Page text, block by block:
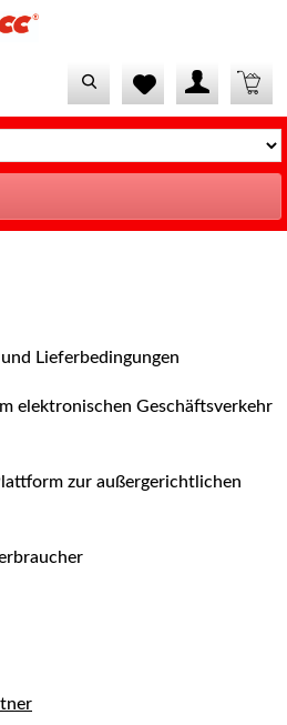
Lieferbedingungen
elektronischen Geschäftsverkehr
zur außergerichtlichen